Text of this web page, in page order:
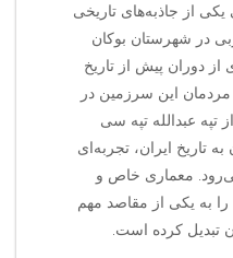
یکی از جاذبه‌های تاریخی
در شهرستان بوکان
از دوران پیش از تاریخ
مردمان این سرزمین در
تپه عبدالله تپه سی
تاریخ ایران، تجربه‌ای
معماری خاص و
به یکی از مقاصد مهم
تبدیل کرده است.